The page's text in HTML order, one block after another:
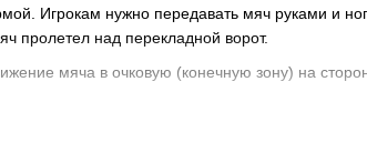
Игрокам нужно передавать мяч руками и
пролетел над перекладной ворот.
мяча в очковую (конечную зону) на